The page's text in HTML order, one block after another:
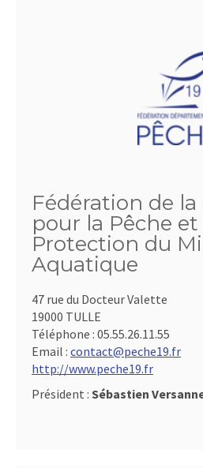
Fédération de la
pour la Pêche et
Protection du
Aquatique
47 rue du Docteur Valette
19000 TULLE
Téléphone : 05.55.26.11.55
Email : contact@peche19.fr
http://www.peche19.fr
Président : Sébastien